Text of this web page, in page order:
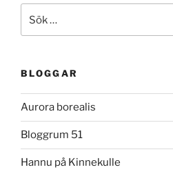
efter:
BLOGGAR
Aurora borealis
Bloggrum 51
Hannu på Kinnekulle